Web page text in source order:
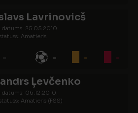
Lavrinovicš
datums: 25.05.2010.
Amatieris
- - - -
Ļevčenko
datums: 06.12.2010.
Amatieris (FSS)